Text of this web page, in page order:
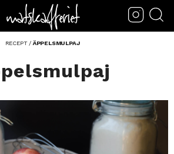
RECEPT/ ÄPPELSMULPAJ